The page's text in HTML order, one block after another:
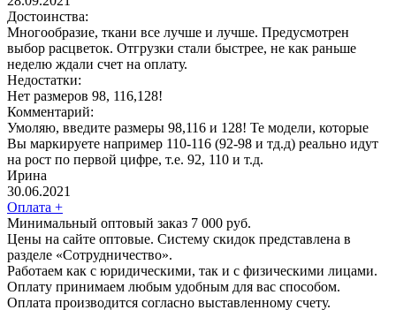
Достоинства:
Многообразие, ткани все лучше и лучше. Предусмотрен
выбор расцветок. Отгрузки стали быстрее, не как раньше
неделю ждали счет на оплату.
Недостатки:
Нет размеров 98, 116,128!
Комментарий:
Умоляю, введите размеры 98,116 и 128! Те модели, которые
Вы маркируете например 110-116 (92-98 и тд.д) реально идут
на рост по первой цифре, т.е. 92, 110 и т.д.
Ирина
30.06.2021
Оплата +
Минимальный оптовый заказ 7 000 руб.
Цены на сайте оптовые. Систему скидок представлена в
разделе «Сотрудничество».
Работаем как с юридическими, так и с физическими лицами.
Оплату принимаем любым удобным для вас способом.
Оплата производится согласно выставленному счету.